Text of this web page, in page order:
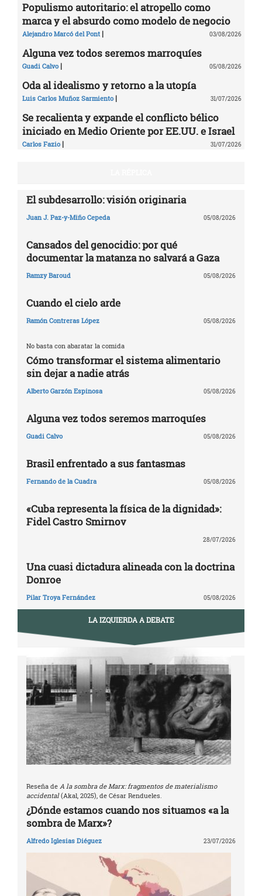
Populismo autoritario: el atropello como
marca y el absurdo como modelo de negocio
Alejandro Marcó del Pont | 03/08/2026
Alguna vez todos seremos marroquíes
Guadi Calvo | 05/08/2026
Oda al idealismo y retorno a la utopía
Luis Carlos Muñoz Sarmiento | 31/07/2026
Se recalienta y expande el conflicto bélico
iniciado en Medio Oriente por EE.UU. e Israel
Carlos Fazio | 31/07/2026
El subdesarrollo: visión originaria
Juan J. Paz-y-Miño Cepeda 05/08/2026
Cansados del genocidio: por qué
documentar la matanza no salvará a Gaza
Ramzy Baroud 05/08/2026
Cuando el cielo arde
Ramón Contreras López 05/08/2026
No basta con abaratar la comida
Cómo transformar el sistema alimentario
sin dejar a nadie atrás
Alberto Garzón Espinosa 05/08/2026
Alguna vez todos seremos marroquíes
Guadi Calvo 05/08/2026
Brasil enfrentado a sus fantasmas
Fernando de la Cuadra 05/08/2026
«Cuba representa la física de la dignidad»:
Fidel Castro Smirnov
28/07/2026
Una cuasi dictadura alineada con la doctrina
Donroe
Pilar Troya Fernández 05/08/2026
LA IZQUIERDA A DEBATE
Reseña de A la sombra de Marx: fragmentos de materialismo
accidental(Akal, 2025), de César Rendueles.
¿Dónde estamos cuando nos situamos «a la
sombra de Marx»?
Alfredo Iglesias Diéguez 23/07/2026